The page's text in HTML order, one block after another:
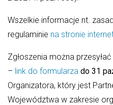
Wszelkie informacje nt.
regulaminie na stronie
Zgłoszenia można
– link do formularza do 31
Organizatora, który jest
Województwa w zakresie